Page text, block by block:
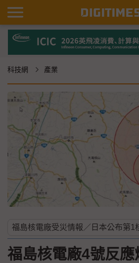
科技網 產業
福島核電廠4號反應